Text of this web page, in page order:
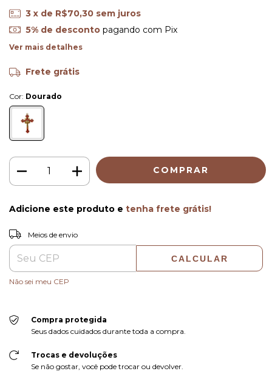
3 x de R$70,30 sem juros
5% de descontopagando com Pix
Ver mais detalhes
Frete grátis
Cor: Dourado
Adicione este produto e tenha frete grátis!
Entregas para o CEP:
Meios de envio
CALCULAR
Não sei meu CEP
Compra protegida
Seus dados cuidados durante toda a compra.
Trocas e devoluções
Se não gostar, você pode trocar ou devolver.